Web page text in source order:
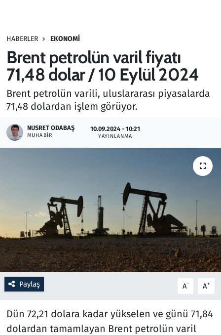
HABERLER EKONOMI
Brent petrolün varil fiyatı
71,48 dolar / 10 Eylül 2024
Brent petrolün varili, uluslararası piyasalarda
71,48 dolardan işlem görüyor.
NUSRET ODABAŞ
MUHABIR
10.09.2024 - 10:21
YAYINLANMA
Paylaş A- A+
Dün 72,21 dolara kadar yükselen ve günü 71,84
dolardan tamamlayan Brent petrolün varil
Haber
Kültür Sanat
Kurumsal Haberler
Ramazan
Resmi İlanlar
Rüya Tabirleri
Sağlık
Savunma Sanayi